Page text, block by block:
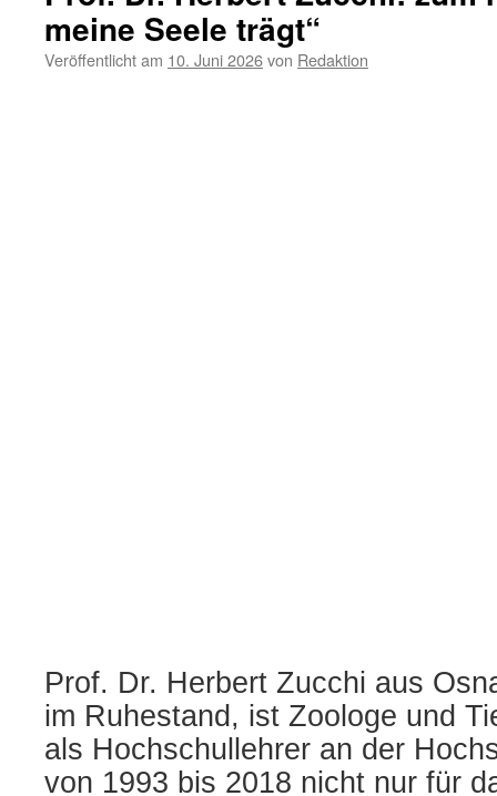
„Green
Deal“
der
meine Seele trägt“
Veröffentlicht am 10. Juni 2026von Redaktion
Prof. Dr. Herbert Zucchi aus
im Ruhestand, ist Zoologe und
als Hochschullehrer an der
von 1993 bis 2018 nicht nur für